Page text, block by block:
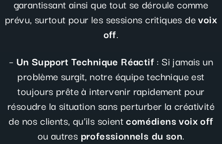
garantissant ainsi que tout se déroule comme
prévu, surtout pour les sessions critiques devoix
off.
– Un Support Technique Réactif: Si jamais un
problème surgit, notre équipe technique est
toujours prête à intervenir rapidement pour
résoudre la situation sans perturber la créativité
de nos clients, qu’ils soientcomédiens voix off
ou autres professionnels du son.